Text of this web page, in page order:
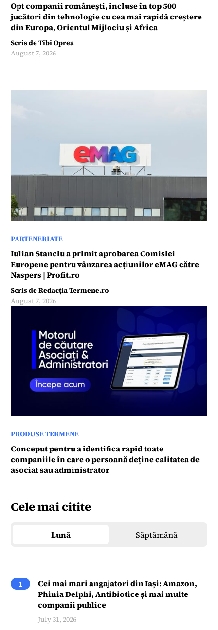
Opt companii românești, incluse în top 500
jucători din tehnologie cu cea mai rapidă creștere
din Europa, Orientul Mijlociu și Africa
Scris deTibi Oprea
August 7, 2026
PARTENERIATE
Iulian Stanciu a primit aprobarea Comisiei
Europene pentru vânzarea acțiunilor eMAG către
Naspers | Profit.ro
Scris deRedacția Termene.ro
August 7, 2026
PRODUSE TERMENE
Conceput pentru a identifica rapid toate
companiile în care o persoană deține calitatea de
asociat sau administrator
Cele mai citite
Lună Săptămână
1
Cei mai mari angajatori din Iași: Amazon,
Phinia Delphi, Antibiotice și mai multe
companii publice
July 31, 2026